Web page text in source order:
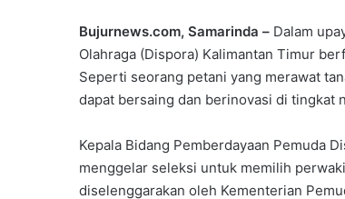
Bujurnews.com, Samarinda – Dalam
Olahraga (Dispora) Kalimantan Timur
Seperti seorang petani yang merawat
dapat bersaing dan berinovasi di tingkat
Kepala Bidang Pemberdayaan Pemuda
menggelar seleksi untuk memilih
diselenggarakan oleh Kementerian